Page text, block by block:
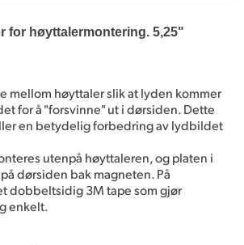
for høyttalermontering. 5,25"
mellom høyttaler slik at lyden kommer
for å "forsvinne" ut i dørsiden. Dette
en betydelig forbedring av lydbildet
utenpå høyttaleren, og platen i
dørsiden bak magneten. På
dobbeltsidig 3M tape som gjør
enkelt.